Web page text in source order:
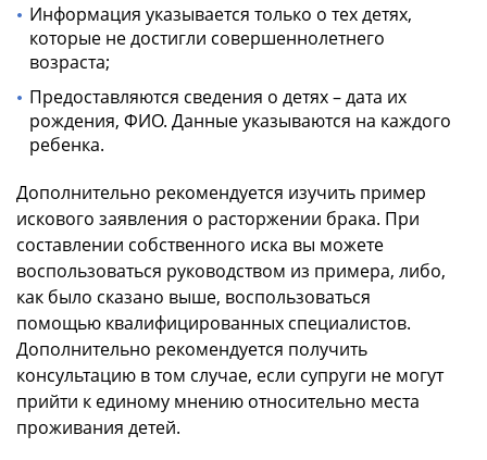
Информация указывается только о тех детях,
которые не достигли совершеннолетнего
возраста;
Предоставляются сведения о детях – дата их
рождения, ФИО. Данные указываются на каждого
ребенка.
Дополнительно рекомендуется изучить пример
искового заявления о расторжении брака. При
составлении собственного иска вы можете
воспользоваться руководством из примера, либо,
как было сказано выше, воспользоваться
помощью квалифицированных специалистов.
Дополнительно рекомендуется получить
консультацию в том случае, если супруги не могут
прийти к единому мнению относительно места
проживания детей.